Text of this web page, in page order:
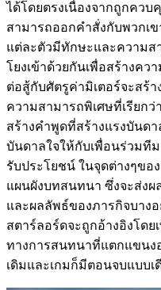
ได้โดยตรงเนื่องจากถูกคว
สามารถออกคำสั่งกับพวกเ
แต่ละตัวมีทักษะและความส
โยงเข้าด้วยกันเพื่อสร้างค
ต่อสู้กับศัตรูค่ามิเตอร์จะสร้
ความสามารถพิเศษที่เรียกว่
สร้างคำพูดที่สร้างแรงบันดา
บันดาลใจให้กับเพื่อนร่วมทีม
รับประโยชน์ ในจุดต่างๆขอ
แผนผังบทสนทนา ซึ่งจะส่ง
และผลลัพธ์ของภารกิจบาง
สตาร์ลอร์ดจะถูกอ้างอิงโด
ทางการสนทนาที่แตกแขนง
เดิมและเกมก็มีตอนจบแบบเ